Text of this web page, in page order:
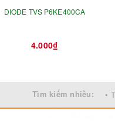
DIODE TVS P6KE400CA
4.000₫
Tìm kiếm nhiều: •